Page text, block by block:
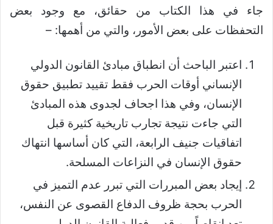
جاء في هذا الكتاب من حقائق، مع وجود بعض
التحفظات على بعض الأمور، والتي من أهمها: –
اعتبر الباحث أن انطباق مبادئ القانون الدولي
الإنساني أوقات الحرب فقط تقييد تطبيق حقوق
الإنسان، وفي هذا اجحاف لجدوى هذه المبادئ
التي جاءت نتيجة تجارب تاريخية كثيرة قبل
اتفاقيات جنيف الرابعة، التي كان أساسها انتهاك
حقوق الإنسان في النزاعات المسلحة.
إيجاد بعض المبررات التي تبرر عدم التميز في
الحرب بحجة ظروف الدفاع القصوى عن النفس،